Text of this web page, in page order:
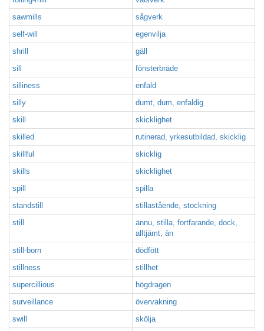
sawmills
sågverk
self-will
egenvilja
shrill
gäll
sill
fönsterbräde
silliness
enfald
silly
dumt, dum, enfaldig
skill
skicklighet
skilled
rutinerad, yrkesutbildad, skicklig
skillful
skicklig
skills
skicklighet
spill
spilla
standstill
stillastående, stockning
still
ännu, stilla, fortfarande, dock,
alltjämt, än
still-born
dödfött
stillness
stillhet
supercillious
högdragen
surveillance
övervakning
swill
skölja